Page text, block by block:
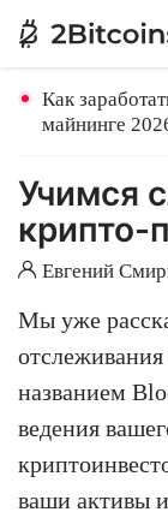
Как
майнинге
Учимся
крипто-
Евгений
Мы уже
названием
ведения
ваши активы